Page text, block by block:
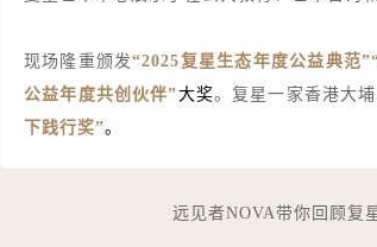
现场隆重颁发“2025复星生态年度公益典范
公益年度共创伙伴”大奖。复星一家香港大
下践行奖”。
远见者NOVA带你回顾复